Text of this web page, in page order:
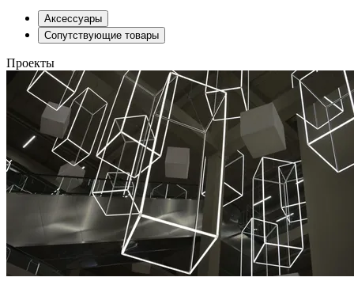
Аксессуары
Сопутствующие товары
Проекты